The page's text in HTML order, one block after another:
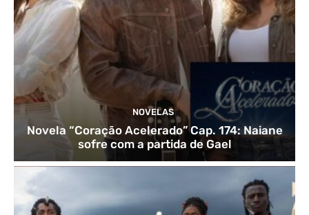
NOVELAS
Novela “Coração Acelerado” Cap. 174: Naiane
sofre com a partida de Gael